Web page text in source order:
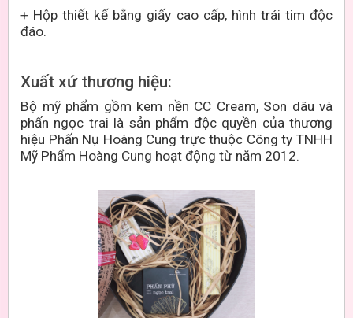
+ Hộp thiết kế bằng giấy cao cấp, hình trái tim độc
đáo.
Xuất xứ thương hiệu:
Bộ mỹ phẩm gồm kem nền CC Cream, Son dâu và
phấn ngọc trai là sản phẩm độc quyền của thương
hiệu Phấn Nụ Hoàng Cung trực thuộc Công ty TNHH
Mỹ Phẩm Hoàng Cung hoạt động từ năm 2012.